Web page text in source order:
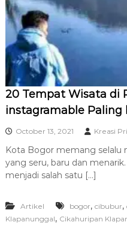
20 Tempat Wisata di
instagramable
October 13, 2021 Kreasi
Kota Bogor memang selalu
yang seru, baru dan
menjadi salah satu […]
Artikel bogor, cibubur,
Klapanunggal, Cikahuripan